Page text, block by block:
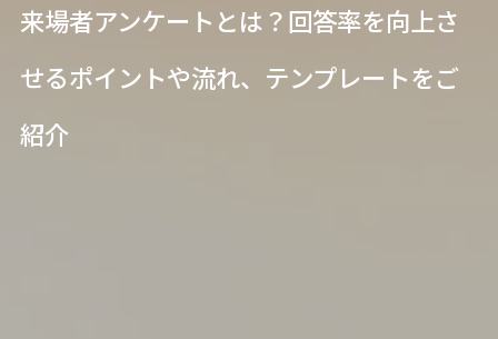
来場者アンケートとは？回答率を向上さ
せるポイントや流れ、テンプレートをご
紹介